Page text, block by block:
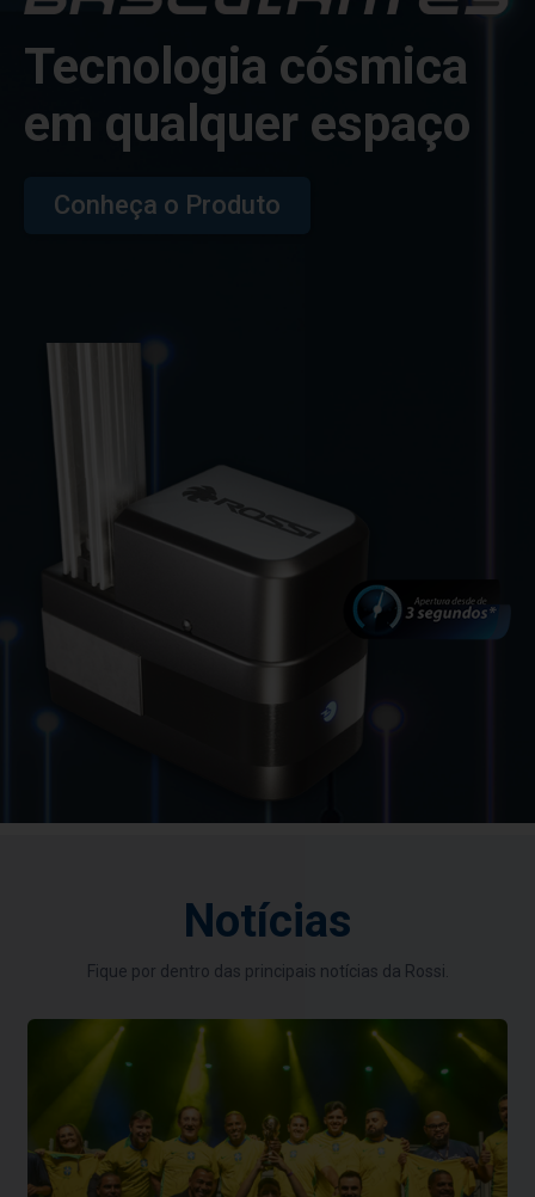
Tecnologia cósmica
em qualquer espaço
Conheça o Produto
Notícias
Fique por dentro das principais notícias da Rossi.